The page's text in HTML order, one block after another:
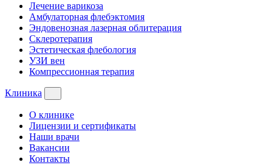
Лечение варикоза
Амбулаторная флебэктомия
Эндовенозная лазерная облитерация
Склеротерапия
Эстетическая флебология
УЗИ вен
Компрессионная терапия
Клиника
О клинике
Лицензии и сертификаты
Наши врачи
Вакансии
Контакты